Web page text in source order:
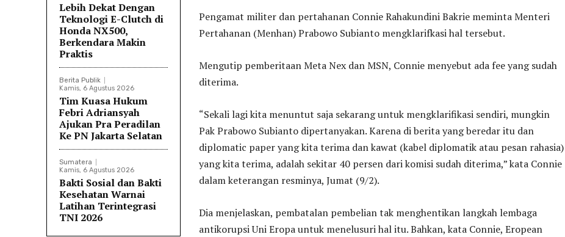
Lebih Dekat Dengan
Teknologi E-Clutch di
Honda NX500,
Berkendara Makin
Praktis
Berita Publik
Kamis, 6 Agustus 2026
Tim Kuasa Hukum
Febri Adriansyah
Ajukan Pra Peradilan
Ke PN Jakarta Selatan
Sumatera
Kamis, 6 Agustus 2026
Bakti Sosial dan Bakti
Kesehatan Warnai
Latihan Terintegrasi
TNI 2026
Pengamat militer dan pertahanan Connie Rahakundini Bakrie meminta Menteri
Pertahanan (Menhan) Prabowo Subianto mengklarifkasi hal tersebut.
Mengutip pemberitaan Meta Nex dan MSN, Connie menyebut ada fee yang sudah
diterima.
“Sekali lagi kita menuntut saja sekarang untuk mengklarifikasi sendiri, mungkin
Pak Prabowo Subianto dipertanyakan. Karena di berita yang beredar itu dan
diplomatic paper yang kita terima dan kawat (kabel diplomatik atau pesan rahasia)
yang kita terima, adalah sekitar 40 persen dari komisi sudah diterima,” kata Connie
dalam keterangan resminya, Jumat (9/2).
Dia menjelaskan, pembatalan pembelian tak menghentikan langkah lembaga
antikorupsi Uni Eropa untuk menelusuri hal itu. Bahkan, kata Connie, Eropean